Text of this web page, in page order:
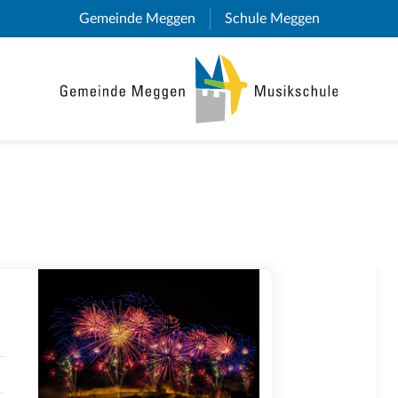
Gemeinde Meggen (External Link)
Schule Meggen